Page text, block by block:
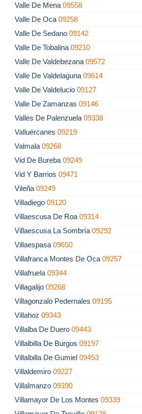
Valle De Mena 09558
Valle De Oca 09258
Valle De Sedano 09142
Valle De Tobalina 09210
Valle De Valdebezana 09572
Valle De Valdelaguna 09614
Valle De Valdelucio 09127
Valle De Zamanzas 09146
Valles De Palenzuela 09338
Valluércanes 09219
Valmala 09268
Vid De Bureba 09249
Vid Y Barrios 09471
Vileña 09249
Villadiego 09120
Villaescusa De Roa 09314
Villaescusa La Sombría 09292
Villaespasa 09650
Villafranca Montes De Oca 09257
Villafruela 09344
Villagalijo 09268
Villagonzalo Pedernales 09195
Villahoz 09343
Villalba De Duero 09443
Villalbilla De Burgos 09197
Villalbilla De Gumiel 09453
Villaldemiro 09227
Villalmanzo 09390
Villamayor De Los Montes 09339